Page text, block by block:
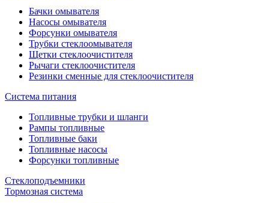
Бачки омывателя
Насосы омывателя
Форсунки омывателя
Трубки стеклоомывателя
Щетки стеклоочистителя
Рычаги стеклоочистителя
Резинки сменные для стеклоочистителя
Система питания
Топливные трубки и шланги
Рампы топливные
Топливные баки
Топливные насосы
Форсунки топливные
Стеклоподъемники
Тормозная система